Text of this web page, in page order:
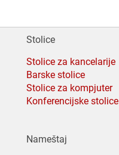
Stolice
Stolice za kancelarije
Barske stolice
Stolice za kompjuter
Konferencijske stolice
Nameštaj